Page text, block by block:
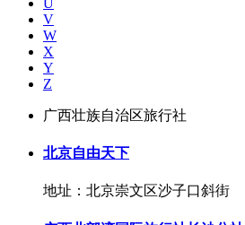
V
W
X
Y
Z
广西壮族自治区旅行社
北京自由天下
地址：北京崇文区沙子口斜街